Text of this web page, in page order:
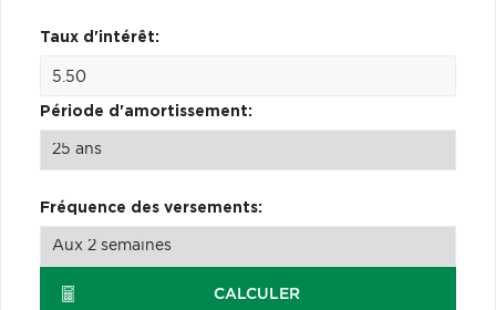
Taux d'intérêt:
Période d'amortissement:
Fréquence des versements:
CALCULER